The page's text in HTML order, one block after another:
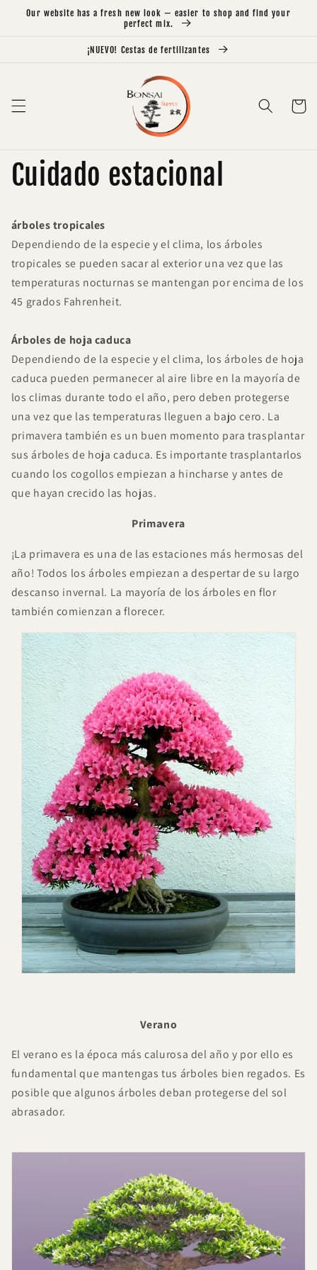
directamente
Our website has a fresh new look — easier to shop and find your
perfect mix.
¡NUEVO! Cestas de fertilizantes
Carrito
Cuidado estacional
árboles tropicales
Dependiendo de la especie y el clima, los árboles
tropicales se pueden sacar al exterior una vez que las
temperaturas nocturnas se mantengan por encima de los
45 grados Fahrenheit.
Árboles de hoja caduca
Dependiendo de la especie y el clima, los árboles de hoja
caduca pueden permanecer al aire libre en la mayoría de
los climas durante todo el año, pero deben protegerse
una vez que las temperaturas lleguen a bajo cero. La
primavera también es un buen momento para trasplantar
sus árboles de hoja caduca. Es importante trasplantarlos
cuando los cogollos empiezan a hincharse y antes de
que hayan crecido las hojas.
Primavera
¡La primavera es una de las estaciones más hermosas del
año! Todos los árboles empiezan a despertar de su largo
descanso invernal. La mayoría de los árboles en flor
también comienzan a florecer.
Verano
El verano es la época más calurosa del año y por ello es
fundamental que mantengas tus árboles bien regados. Es
posible que algunos árboles deban protegerse del sol
abrasador.